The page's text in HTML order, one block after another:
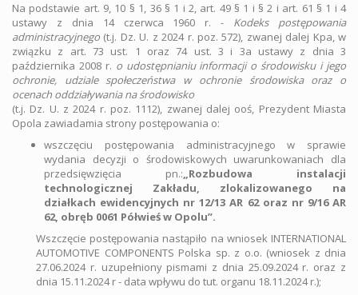
Na podstawie art. 9, 10 § 1, 36 § 1 i 2, art. 49 § 1 i § 2 i art. 61 § 1 i 4
ustawy z dnia 14 czerwca 1960 r. - Kodeks postępowania
administracyjnego (t.j. Dz. U. z 2024 r. poz. 572), zwanej dalej Kpa, w
związku z art. 73 ust. 1 oraz 74 ust. 3 i 3a ustawy z dnia 3
października 2008 r. o udostępnianiu informacji o środowiskui jego
ochronie, udziale społeczeństwa w ochronie środowiska oraz o
ocenach oddziaływania na środowisko
(t.j. Dz. U. z 2024 r. poz. 1112), zwanej dalej ooś, Prezydent Miasta
Opola zawiadamia strony postępowania o:
wszczęciu postępowania administracyjnego w sprawie
wydania decyzji o środowiskowych uwarunkowaniach dla
przedsięwzięcia pn.:„Rozbudowa instalacji
technologicznej Zakładu, zlokalizowanego na
działkach ewidencyjnych nr 12/13 AR 62 oraz nr 9/16 AR
62, obręb 0061 Półwieś w Opolu”.
Wszczęcie postępowania nastąpiło na wniosek INTERNATIONAL
AUTOMOTIVE COMPONENTS Polska sp. z o.o. (wniosek z dnia
27.06.2024 r. uzupełniony pismami z dnia 25.09.2024 r. oraz z
dnia 15.11.2024 r - data wpływu do tut. organu 18.11.2024 r.);